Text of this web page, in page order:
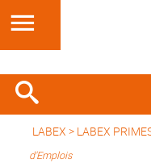
LABEX > LABEX
d'Emplois